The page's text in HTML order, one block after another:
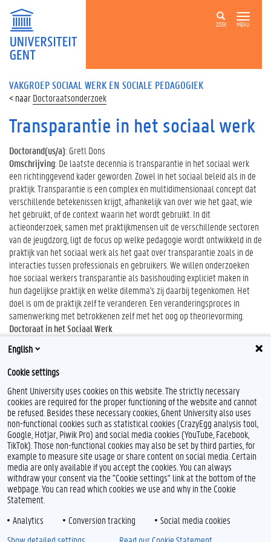
ZOEK MENU
VAKGROEP SOCIAAL WERK EN SOCIALE PEDAGOGIEK
Doctoraatsonderzoek
Transparantie in het sociaal werk
Doctorand(us/a): Gretl Dons
Omschrijving: De laatste decennia is transparantie in het sociaal werk
een richtinggevend kader geworden. Zowel in het sociaal beleid als in de
praktijk. Transparantie is een complex en multidimensionaal concept dat
verschillende betekenissen krijgt, afhankelijk van over wie het gaat, wie
het gebruikt, of de context waarin het wordt gebruikt. In dit
actieonderzoek, samen met praktijkmensen uit de verschillende sectoren
van de jeugdzorg, ligt de focus op welke pedagogie wordt ontwikkeld in de
praktijk van het sociaal werk als het gaat over transparantie zoals in de
interacties tussen professionals en gebruikers. We willen onderzoeken
hoe sociaal werkers transparantie als basishouding expliciet maken in
hun dagelijkse praktijk en welke dilemma's zij daarbij tegenkomen. Het
doel is om de praktijk zelf te veranderen. Een veranderingsproces in
samenwerking met betrokkenen zelf met het oog op theorievorming.
Doctoraat in het Sociaal Werk
Periode : oktober 2020 - januari 2025
Feedback
Privacy
Disclaimer
Toegankelijkheid
English
Cookie settings
Ghent University uses cookies on this website. The strictly necessary
cookies are required for the proper functioning of the website and cannot
be refused. Besides these necessary cookies, Ghent University also uses
non-functional cookies such as statistical cookies (CrazyEgg analysis tool,
Google, Hotjar, Piwik Pro) and social media cookies (YouTube, Facebook,
TikTok). Those non-functional cookies may also be set by third parties, for
example to measure site usage or share content on social media. Certain
media are only available if you accept the cookies. You can always
withdraw your consent via the "Cookie settings" link at the bottom of the
webpage. You can read which cookies we use and why in the Cookie
Statement.
Analytics
Conversion tracking
Social media cookies